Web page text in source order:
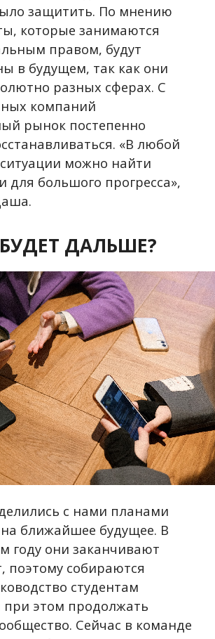
защитить. По мнению
которые занимаются
правом, будут
в будущем, так как они
разных сферах. С
компаний
рынок постепенно
«В любой
можно найти
для большого прогресса»,
ДАЛЬШЕ?
с нами планами
ближайшее будущее. В
году они заканчивают
поэтому собираются
студентам
этом продолжать
Сейчас в команде